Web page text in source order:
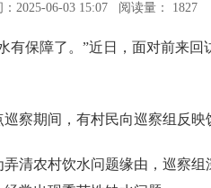
2025-06-03 15:07 阅读量： 1827
保障了。”近日，面对前来回
察期间，有村民向巡察组反映
清农村饮水问题缘由，巡察